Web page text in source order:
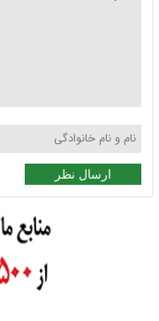
ارسال نظر